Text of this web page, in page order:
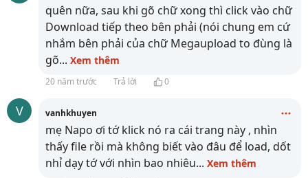
quên nữa, sau khi gõ chữ xong thì click vào chữ
Download tiếp theo bên phải (nói chung em cứ
nhắm bên phải của chữ Megaupload to đùng là
gõ... Xem thêm
20 năm trước Trả lời 0
V vanhkhuyen
mẹ Napo ơi tớ klick nó ra cái trang này , nhìn
thấy file rồi mà không biết vào đâu để load, dốt
nhỉ dạy tớ với nhìn bao nhiêu... Xem thêm